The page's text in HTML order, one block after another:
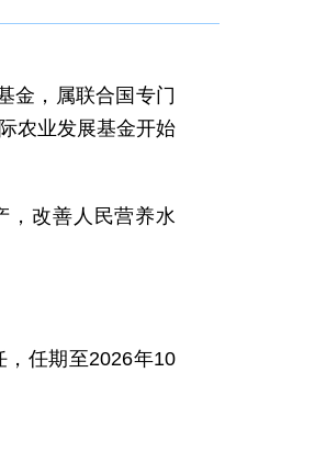
金，属联合国专门
农业发展基金开始
，改善人民营养水
，任期至2026年10